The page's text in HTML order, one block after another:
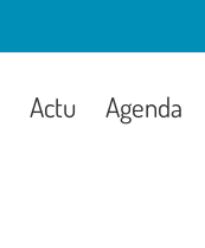
Actu Agenda